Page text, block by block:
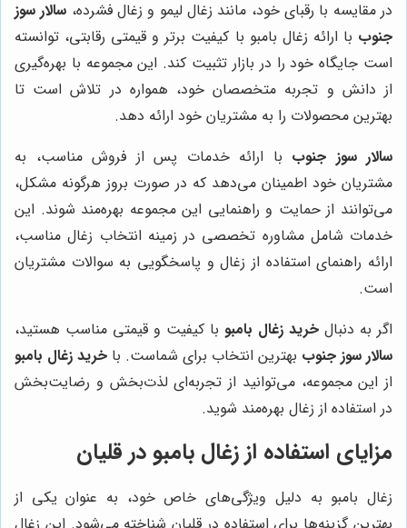
در مقایسه با رقبای خود، مانند زغال لیمو و زغال فشرده، سالار سوز
جنوب با ارائه زغال بامبو با کیفیت برتر و قیمتی رقابتی، توانسته
است جایگاه خود را در بازار تثبیت کند. این مجموعه با بهره‌گیری
از دانش و تجربه متخصصان خود، همواره در تلاش است تا
بهترین محصولات را به مشتریان خود ارائه دهد.
سالار سوز جنوب با ارائه خدمات پس از فروش مناسب، به
مشتریان خود اطمینان می‌دهد که در صورت بروز هرگونه مشکل،
می‌توانند از حمایت و راهنمایی این مجموعه بهره‌مند شوند. این
خدمات شامل مشاوره تخصصی در زمینه انتخاب زغال مناسب،
ارائه راهنمای استفاده از زغال و پاسخگویی به سوالات مشتریان
است.
اگر به دنبال خرید زغال بامبو با کیفیت و قیمتی مناسب هستید،
سالار سوز جنوب بهترین انتخاب برای شماست. با خرید زغال بامبو
از این مجموعه، می‌توانید از تجربه‌ای لذت‌بخش و رضایت‌بخش
در استفاده از زغال بهره‌مند شوید.
مزایای استفاده از زغال بامبو در قلیان
زغال بامبو به دلیل ویژگی‌های خاص خود، به عنوان یکی از